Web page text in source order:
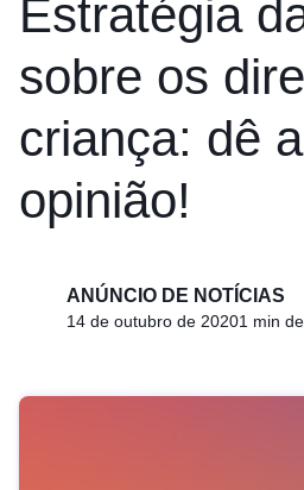
Estratégia
sobre os
criança: dê
opinião!
ANÚNCIO DE NOTÍCIAS
14 de outubro de 20201 min